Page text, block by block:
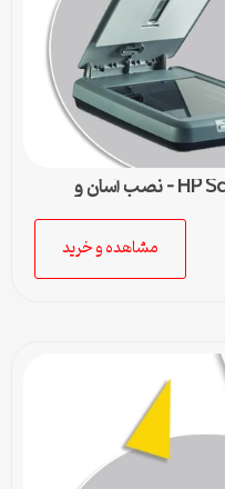
دانلود درایور اسکنر HP Scanjet G3010 – نصب آسان و
مشاهده و خرید